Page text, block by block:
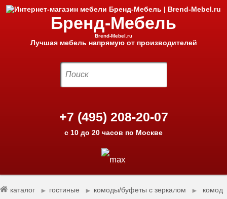
Бренд-Мебель
Brend-Mebel.ru
Лучшая мебель напрямую от производителей
+7 (495) 208-20-07
с 10 до 20 часов по Москве
каталог ► гостиные ► комоды/буфеты с зеркалом ►
комод